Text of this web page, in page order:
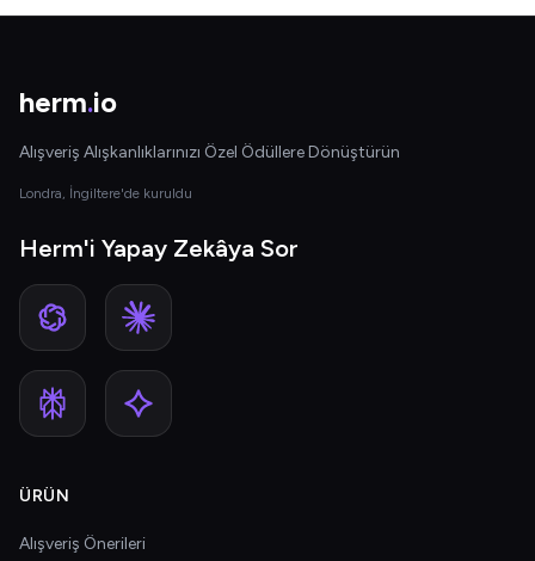
herm.io
Alışveriş Alışkanlıklarınızı Özel Ödüllere Dönüştürün
Londra, İngiltere'de kuruldu
Herm'i Yapay Zekâya Sor
ÜRÜN
Alışveriş Önerileri